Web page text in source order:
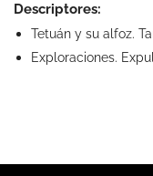
Descriptores:
Tetuán y su alfoz.
Exploraciones.